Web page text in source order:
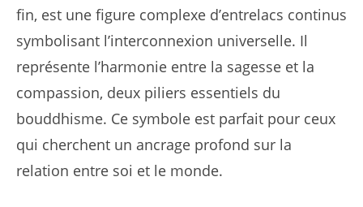
fin, est une figure complexe d’entrelacs continus
symbolisant l’interconnexion universelle. Il
représente l’harmonie entre la sagesse et la
compassion, deux piliers essentiels du
bouddhisme. Ce symbole est parfait pour ceux
qui cherchent un ancrage profond sur la
relation entre soi et le monde.